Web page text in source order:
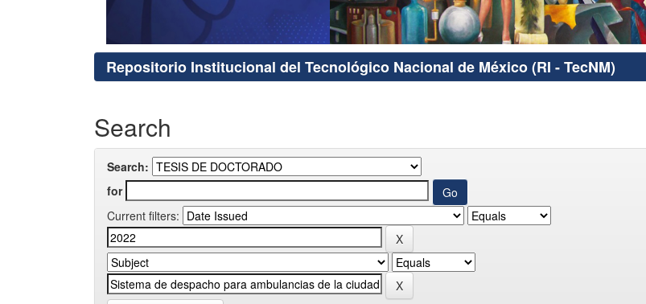
Repositorio Institucional del Tecnológico Nacional de México (RI - TecNM)
Search
Search:
for
Current filters: